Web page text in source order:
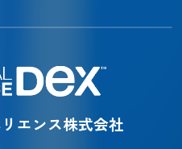
エンス株式会社